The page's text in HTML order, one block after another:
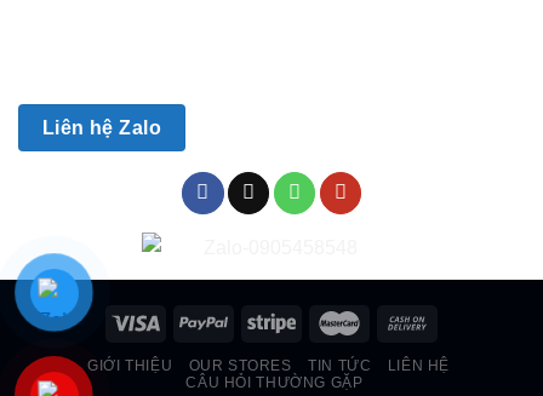
Liên hệ Zalo
GIỚI THIỆU OUR STORES TIN TỨC
LIÊN HỆ
CÂU HỎI THƯỜNG GẶP